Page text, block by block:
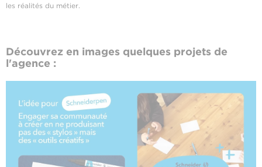
les réalités du métier.
Découvrez en images quelques projets de
l'agence :